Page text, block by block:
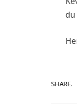
du
SHARE.